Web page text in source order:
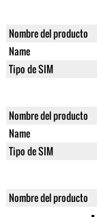
Nombre del producto
Name
Tipo de SIM
Nombre del producto
Name
Tipo de SIM
Nombre del producto